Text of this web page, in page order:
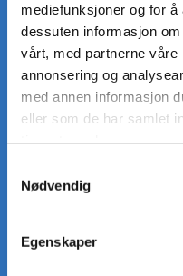
mediefunksjoner og for
dessuten informasjon
vårt, med partnerne våre
annonsering og
med annen informasjon
eller som de har samlet
Nødvendig
Egenskaper
Tjenester
> Revisjon
> Regnskapsføring
> Etablering av selskap,
altinn.no
> Revisjon av
> Årsregnskap og